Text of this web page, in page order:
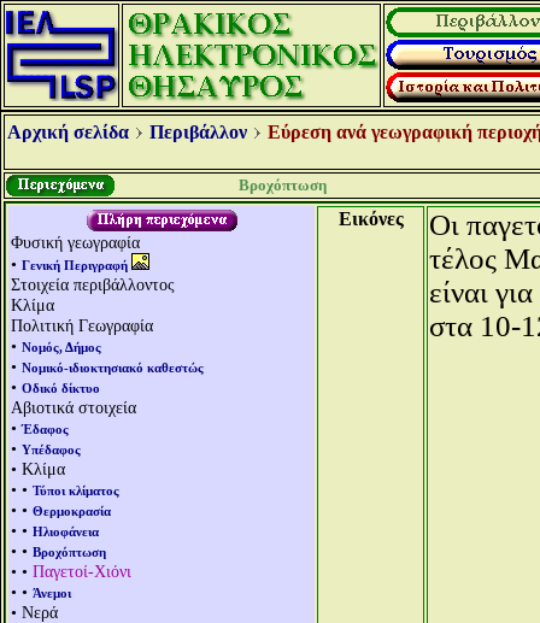
Αρχική σελίδα Περιβάλλον Εύρεση ανά γεωγραφική
Βροχόπτωση
Φυσική γεωγραφία
• Γενική Περιγραφή
Στοιχεία περιβάλλοντος
Κλίμα
Πολιτική Γεωγραφία
• Νομός, Δήμος
• Νομικό-ιδιοκτησιακό καθεστώς
• Οδικό δίκτυο
Αβιοτικά στοιχεία
•Έδαφος
• Υπέδαφος
• Κλίμα
• • Τύποι κλίματος
• • Θερμοκρασία
• • Ηλιοφάνεια
• • Βροχόπτωση
• • Παγετοί-Χιόνι
• • Άνεμοι
• Νερά
Εικόνες
Οι
τέλος
είναι
στα 10-